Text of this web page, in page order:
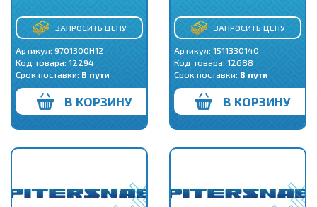
ЗАПРОСИТЬ ЦЕНУ
Артикул: 9701300H12
Код товара: 12294
Срок поставки: В пути
В КОРЗИНУ
ЗАПРОСИТЬ ЦЕНУ
Артикул: 1511330140
Код товара: 12688
Срок поставки: В пути
В КОРЗИНУ